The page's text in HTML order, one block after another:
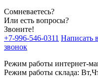
Сомневаетесь?
Или есть вопросы?
Звоните!
+7-996-546-0311 Написать
звонок
Режим работы интернет-
Режим работы склада: